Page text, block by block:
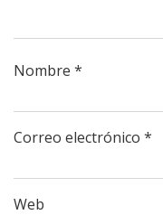
Nombre *
Correo electrónico *
Web